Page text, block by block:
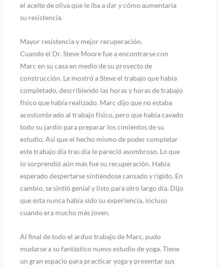
el aceite de oliva que le iba a dar y cómo aumentaría
su resistencia.
Mayor resistencia y mejor recuperación.
Cuando el Dr. Steve Moore fue a encontrarse con
Marc en su casa en medio de su proyecto de
construcción. Le mostró a Steve el trabajo que había
completado, describiendo las horas y horas de trabajo
físico que había realizado. Marc dijo que no estaba
acostumbrado al trabajo físico, pero que había cavado
todo su jardín para preparar los cimientos de su
estudio. Así que el hecho mismo de poder completar
este trabajo día tras día le pareció asombroso. Lo que
lo sorprendió aún más fue su recuperación. Había
esperado despertarse sintiéndose cansado y rígido. En
cambio, se sintió genial y listo para otro largo día. Dijo
que esta nunca había sido su experiencia, incluso
cuando era mucho más joven.
Al final de todo el arduo trabajo de Marc, pudo
mudarse a su fantástico nuevo estudio de yoga. Tiene
un gran espacio para practicar yoga y presentar sus